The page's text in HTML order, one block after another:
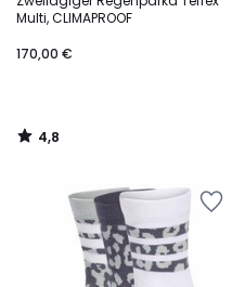
Multi, CLIMAPROOF
170,00 €
4,8
/